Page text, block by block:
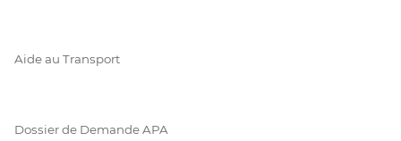
Aide au Transport
Dossier de Demande APA